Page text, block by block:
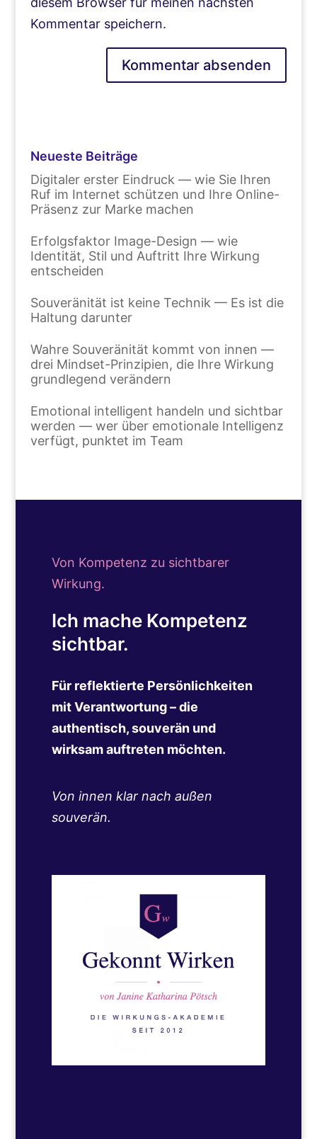
Kommentar speichern.
Neueste Beiträge
Digitaler erster Eindruck — wie Sie Ihren
Ruf im Internet schützen und Ihre Online-
Präsenz zur Marke machen
Erfolgsfaktor Image-Design — wie
Identität, Stil und Auftritt Ihre Wirkung
entscheiden
Souveränität ist keine Technik — Es ist die
Haltung darunter
Wahre Souveränität kommt von innen —
drei Mindset-Prinzipien, die Ihre Wirkung
grundlegend verändern
Emotional intelligent handeln und sichtbar
werden — wer über emotionale Intelligenz
verfügt, punktet im Team
Von Kompetenz zu sichtbarer
Wirkung.
Ich mache Kompetenz
sichtbar.
Für reflektierte Persönlichkeiten
mit Verantwortung – die
authentisch, souverän und
wirksam auftreten möchten.
Von innen klar nach außen
souverän.